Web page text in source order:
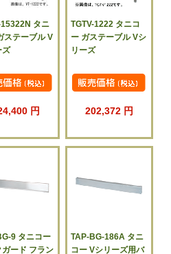
15322N タニ
ステーブル V
ズ
円
TGTV-1222 タニコ
ー ガステーブル Vシ
リーズ
202,372 円
9 タニコー
ガード フラン
TAP-BG-186A タニ
コー Vシリーズ用バ